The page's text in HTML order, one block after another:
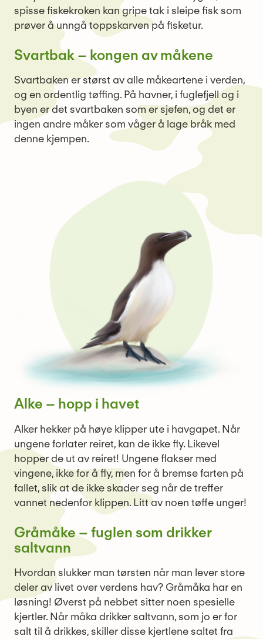
spisse fiskekroken kan gripe tak i sleipe fisk som
prøver å unngå toppskarven på fisketur.
Svartbak – kongen av måkene
Svartbaken er størst av alle måkeartene i verden,
og en ordentlig tøffing. På havner, i fuglefjell og i
byen er det svartbaken som er sjefen, og det er
ingen andre måker som våger å lage bråk med
denne kjempen.
Alke – hopp i havet
Alker hekker på høye klipper ute i havgapet. Når
ungene forlater reiret, kan de ikke fly. Likevel
hopper de ut av reiret! Ungene flakser med
vingene, ikke for å fly, men for å bremse farten på
fallet, slik at de ikke skader seg når de treffer
vannet nedenfor klippen. Litt av noen tøffe unger!
Gråmåke – fuglen som drikker
saltvann
Hvordan slukker man tørsten når man lever store
deler av livet over verdens hav? Gråmåka har en
løsning! Øverst på nebbet sitter noen spesielle
kjertler. Når måka drikker saltvann, som jo er for
salt til å drikkes, skiller disse kjertlene saltet fra